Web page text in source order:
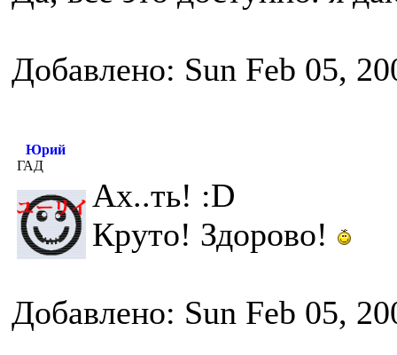
Добавлено: Sun Feb 05,
Юрий
ГАД
Ах..ть! :D
Круто! Здорово!
Добавлено: Sun Feb 05,